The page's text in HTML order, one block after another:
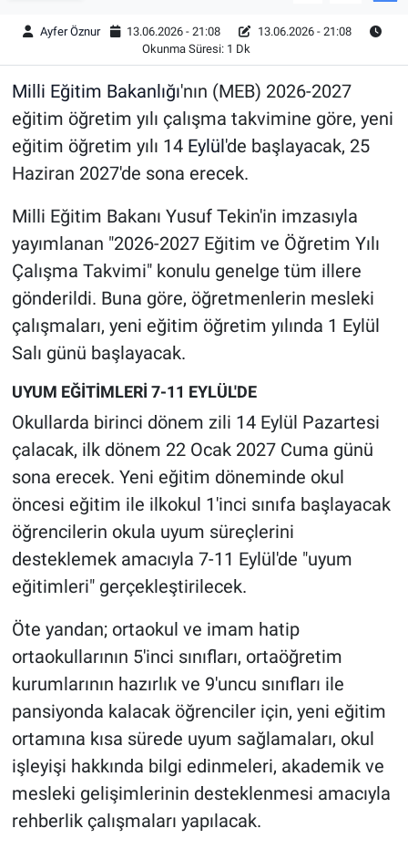
Ayfer Öznur 13.06.2026 - 21:08
13.06.2026 - 21:08
Okunma Süresi: 1 Dk
Milli Eğitim Bakanlığı'nın (MEB) 2026-2027
eğitim öğretim yılı çalışma takvimine göre, yeni
eğitim öğretim yılı 14 Eylül'de başlayacak, 25
Haziran 2027'de sona erecek.
Milli Eğitim Bakanı Yusuf Tekin'in imzasıyla
yayımlanan "2026-2027 Eğitim ve Öğretim Yılı
Çalışma Takvimi" konulu genelge tüm illere
gönderildi. Buna göre, öğretmenlerin mesleki
çalışmaları, yeni eğitim öğretim yılında 1 Eylül
Salı günü başlayacak.
UYUM EĞİTİMLERİ 7-11 EYLÜL'DE
Okullarda birinci dönem zili 14 Eylül Pazartesi
çalacak, ilk dönem 22 Ocak 2027 Cuma günü
sona erecek. Yeni eğitim döneminde okul
öncesi eğitim ile ilkokul 1'inci sınıfa başlayacak
öğrencilerin okula uyum süreçlerini
desteklemek amacıyla 7-11 Eylül'de "uyum
eğitimleri" gerçekleştirilecek.
Öte yandan; ortaokul ve imam hatip
ortaokullarının 5'inci sınıfları, ortaöğretim
kurumlarının hazırlık ve 9'uncu sınıfları ile
pansiyonda kalacak öğrenciler için, yeni eğitim
ortamına kısa sürede uyum sağlamaları, okul
işleyişi hakkında bilgi edinmeleri, akademik ve
mesleki gelişimlerinin desteklenmesi amacıyla
rehberlik çalışmaları yapılacak.